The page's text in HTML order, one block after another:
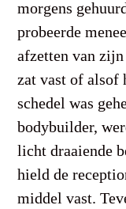
morgens
probeerde
afzetten van
zat vast of alsof
schedel was
bodybuilder,
licht draaiende
hield de
middel vast.